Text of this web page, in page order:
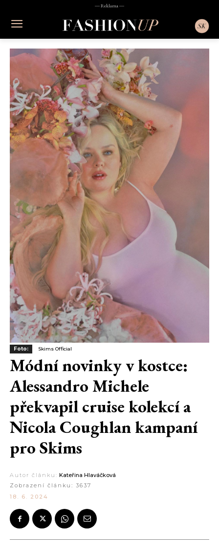
― Reklama ―
Foto: Skims Official
Módní novinky v kostce:
Alessandro Michele
překvapil cruise kolekcí a
Nicola Coughlan kampaní
pro Skims
Autor článku: Kateřina Hlaváčková
Zobrazení článku: 3637
18. 6. 2024